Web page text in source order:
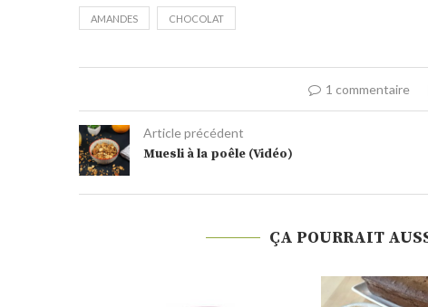
AMANDES CHOCOLAT
1 commentaire
Article précédent
Muesli à la poêle (Vidéo)
ÇA POURRAIT